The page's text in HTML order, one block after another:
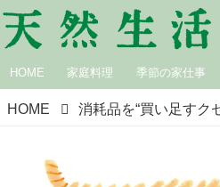
HOME 家庭料理 季節の家仕事
HOME